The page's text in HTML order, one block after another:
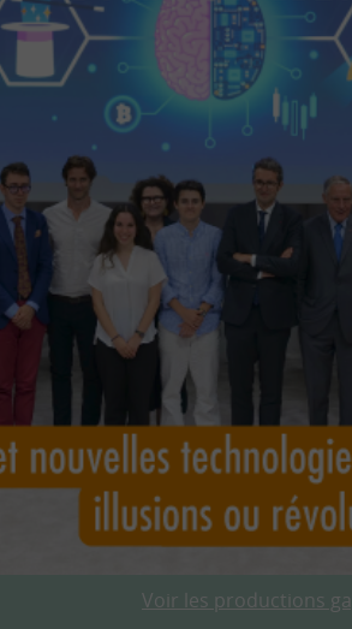
Voir les productions